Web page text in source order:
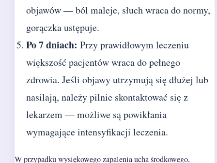
objawów — ból maleje, słuch wraca do normy,
gorączka ustępuje.
Po 7 dniach: Przy prawidłowym leczeniu
większość pacjentów wraca do pełnego
zdrowia. Jeśli objawy utrzymują się dłużej lub
nasilają, należy pilnie skontaktować się z
lekarzem — możliwe są powikłania
wymagające intensyfikacji leczenia.
W przypadku wysiękowego zapalenia ucha środkowego,